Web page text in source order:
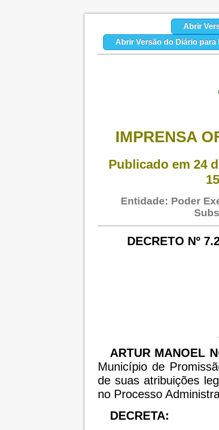
Abrir
Abrir Versão do Diário para
IMPRENSA
Publicado em 24
Entidade: Poder
DECRETO Nº
ARTUR MANOEL
Município de
de suas atribuições
no Processo
DECRETA: